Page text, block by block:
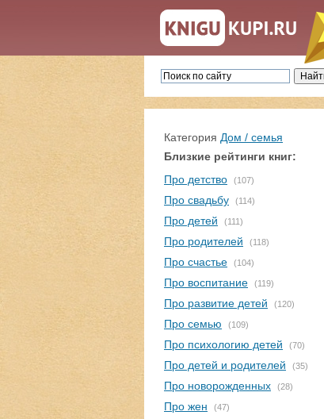
Категория Дом / семья
Близкие рейтинги книг:
Про детство
(107)
Про свадьбу (114)
Про детей (111)
Про родителей (118)
Про счастье (104)
Про воспитание (119)
Про развитие детей (120)
Про семью (109)
Про психологию детей (70)
Про детей и родителей (35)
Про новорожденных (28)
Про жен (47)